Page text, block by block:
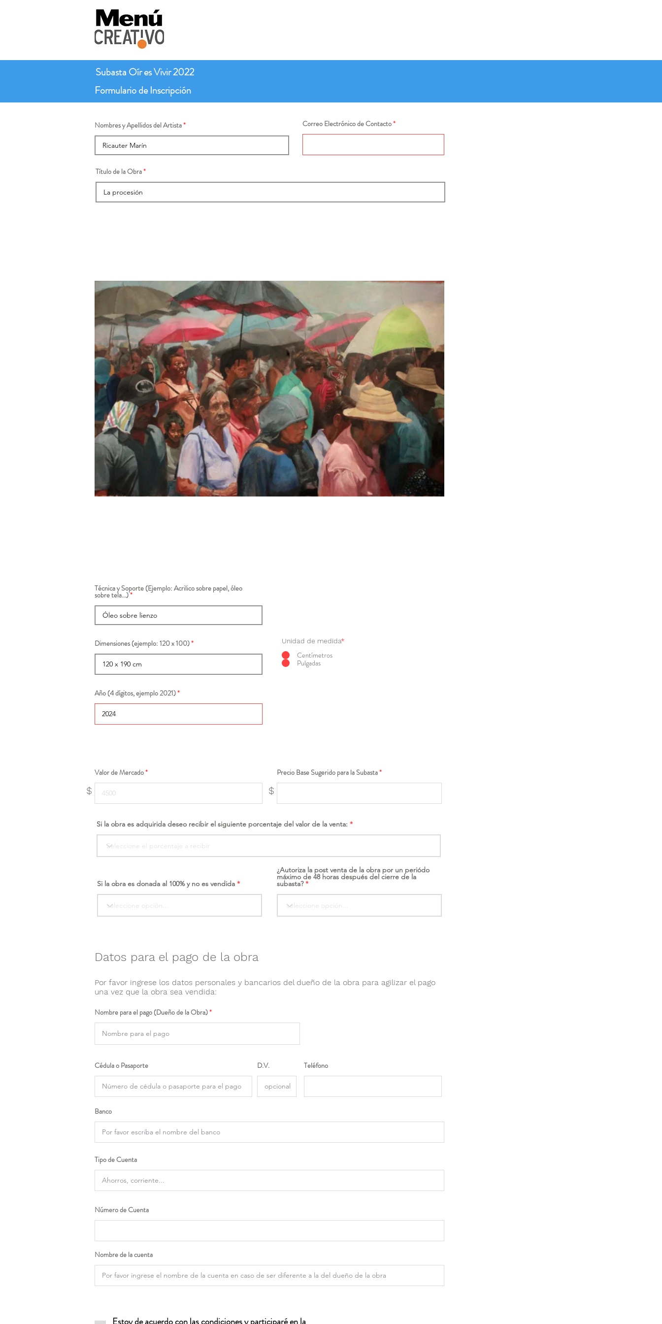
Subasta Oír es Vivir 2022
Formulario de Inscripción
Nombres y Apellidos del Artista Correo Electrónico de Contacto
Título de la Obra
Técnica y Soporte (Ejemplo: Acrilico sobre papel, óleo
sobre tela...)
Dimensiones (ejemplo: 120 x 100) Unidad de medida*
Centímetros
Pulgadas
Año (4 dígitos, ejemplo 2021)
$
Valor de Mercado
$
Precio Base Sugerido para la Subasta
Si la obra es adquirida deseo recibir el siguiente porcentaje del valor de la venta:
Si la obra es donada al 100% y no es vendida
¿Autoriza la post venta de la obra por un periódo
máximo de 48 horas después del cierre de la
subasta?
Datos para el pago de la obra
Por favor ingrese los datos personales y bancarios del dueño de la obra para agilizar el pago
una vez que la obra sea vendida:
Nombre para el pago (Dueño de la Obra)
Cédula o Pasaporte D.V. Teléfono
Banco
Tipo de Cuenta
Número de Cuenta
Nombre de la cuenta